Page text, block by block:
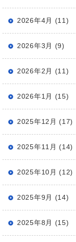
2026年4月 (11)
2026年3月 (9)
2026年2月 (11)
2026年1月 (15)
2025年12月 (17)
2025年11月 (14)
2025年10月 (12)
2025年9月 (14)
2025年8月 (15)